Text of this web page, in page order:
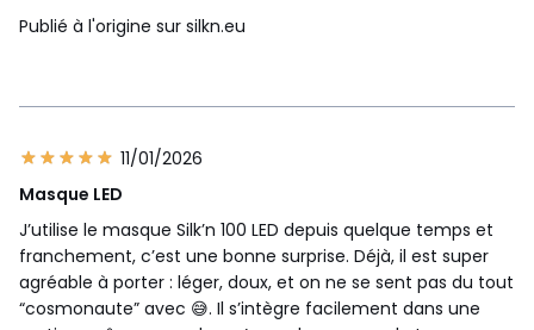
Publié à l'origine sur silkn.eu
11/01/2026
Masque LED
J’utilise le masque Silk’n 100 LED depuis quelque temps et
franchement, c’est une bonne surprise. Déjà, il est super
agréable à porter : léger, doux, et on ne se sent pas du tout
“cosmonaute” avec 😅. Il s’intègre facilement dans une